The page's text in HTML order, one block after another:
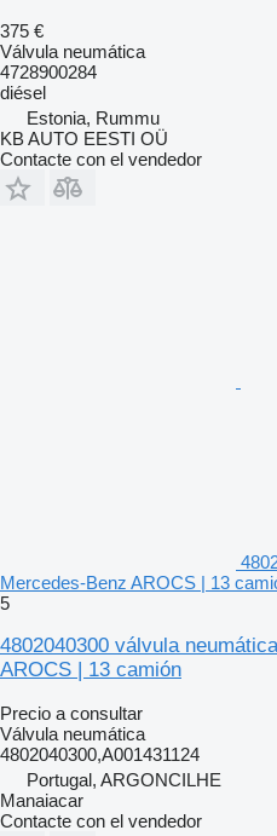
375 €
Válvula neumática
4728900284
diésel
Estonia, Rummu
KB AUTO EESTI OÜ
Contacte con el vendedor
Mercedes-Benz AROCS | 13
5
4802040300 válvula
AROCS | 13 camión
Precio a consultar
Válvula neumática
4802040300,A001431124
Portugal, ARGONCILHE
Manaiacar
Contacte con el vendedor